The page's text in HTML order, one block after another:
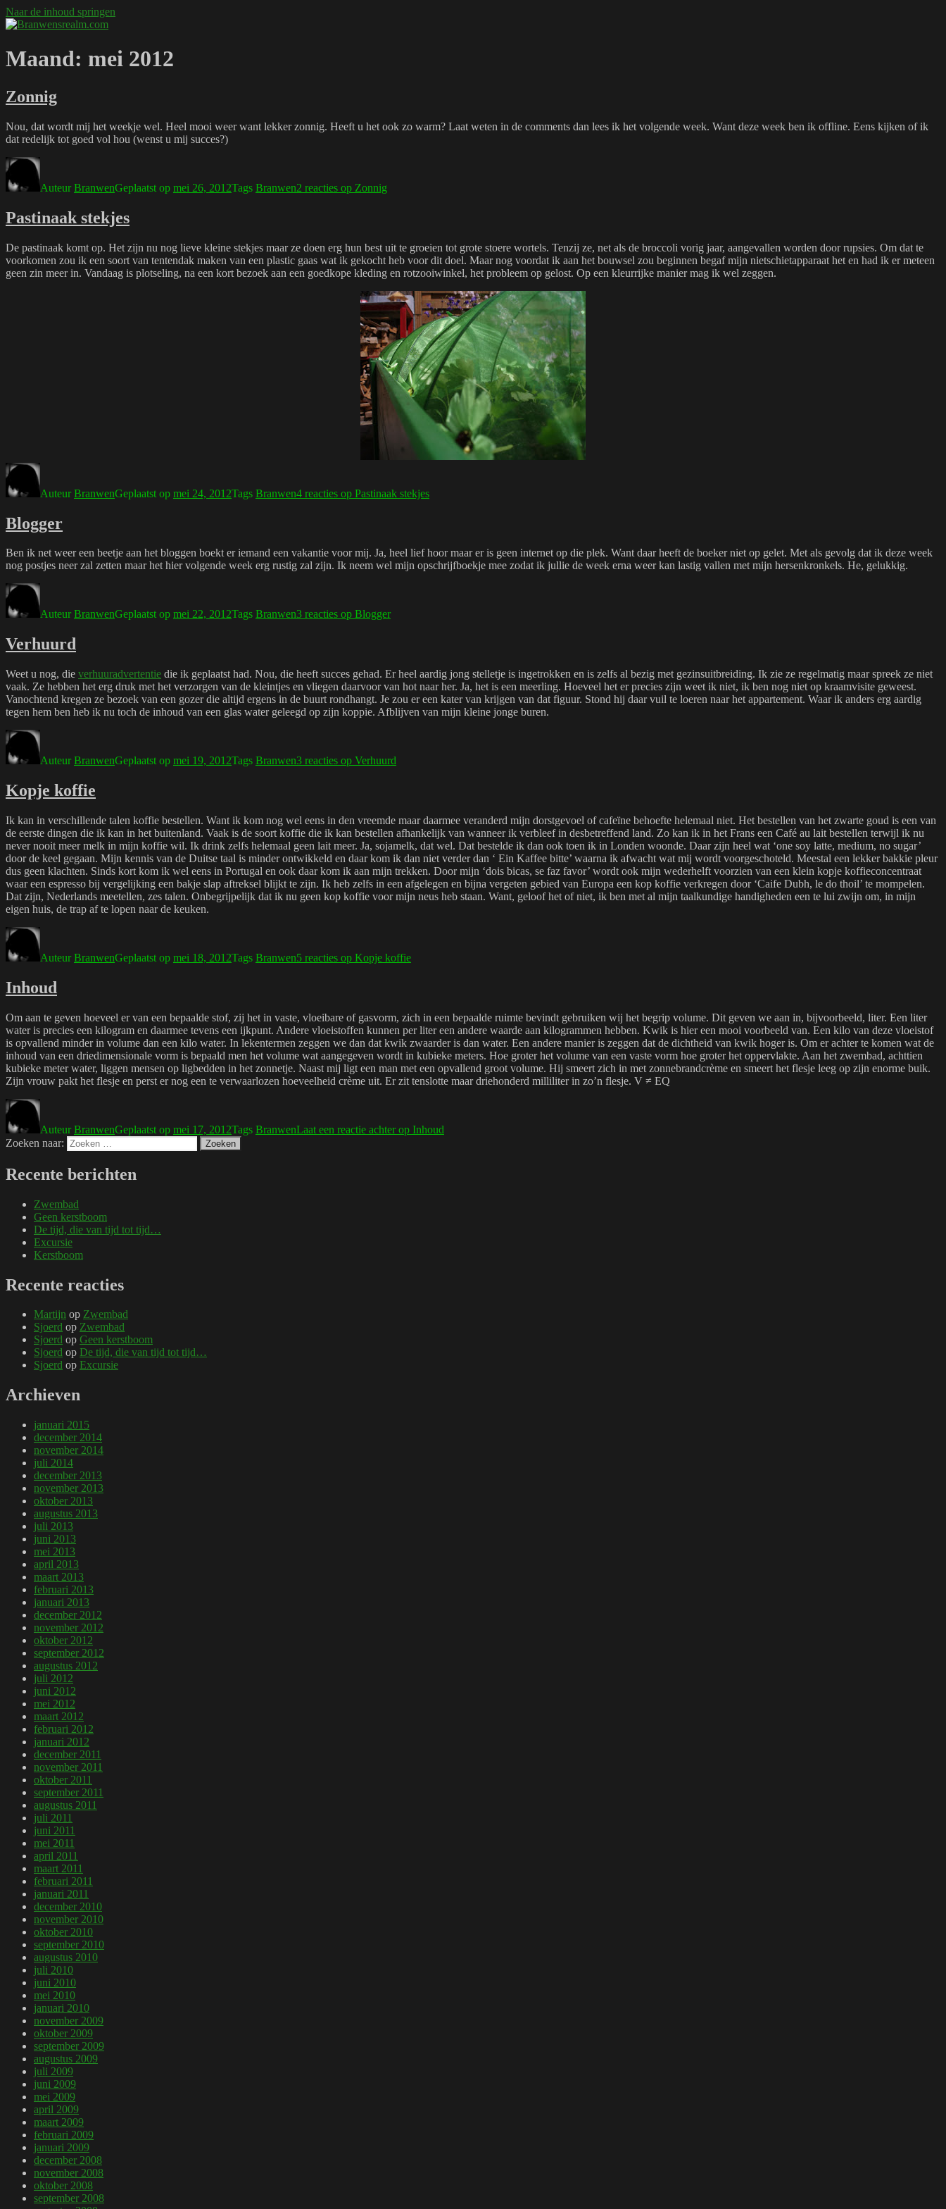
Naar de inhoud springen
Maand: mei 2012
Zonnig
Nou, dat wordt mij het weekje wel. Heel mooi weer want lekker zonnig. Heeft u het ook zo warm? Laat weten in de comments dan lees ik het volgende week. Want deze week ben ik offline. Eens kijken of ik
dat redelijk tot goed vol hou (wenst u mij succes?)
AuteurBranwenGeplaatst op mei 26, 2012Tags Branwen2 reacties op Zonnig
Pastinaak stekjes
De pastinaak komt op. Het zijn nu nog lieve kleine stekjes maar ze doen erg hun best uit te groeien tot grote stoere wortels. Tenzij ze, net als de broccoli vorig jaar, aangevallen worden door rupsies. Om dat te
voorkomen zou ik een soort van tentendak maken van een plastic gaas wat ik gekocht heb voor dit doel. Maar nog voordat ik aan het bouwsel zou beginnen begaf mijn nietschietapparaat het en had ik er meteen
geen zin meer in. Vandaag is plotseling, na een kort bezoek aan een goedkope kleding en rotzooiwinkel, het probleem op gelost. Op een kleurrijke manier mag ik wel zeggen.
AuteurBranwenGeplaatst op mei 24, 2012Tags Branwen4 reacties op Pastinaak stekjes
Blogger
Ben ik net weer een beetje aan het bloggen boekt er iemand een vakantie voor mij. Ja, heel lief hoor maar er is geen internet op die plek. Want daar heeft de boeker niet op gelet. Met als gevolg dat ik deze week
nog postjes neer zal zetten maar het hier volgende week erg rustig zal zijn. Ik neem wel mijn opschrijfboekje mee zodat ik jullie de week erna weer kan lastig vallen met mijn hersenkronkels. He, gelukkig.
AuteurBranwenGeplaatst op mei 22, 2012Tags Branwen3 reacties op Blogger
Verhuurd
Weet u nog, die verhuuradvertentie die ik geplaatst had. Nou, die heeft succes gehad. Er heel aardig jong stelletje is ingetrokken en is zelfs al bezig met gezinsuitbreiding. Ik zie ze regelmatig maar spreek ze niet
vaak. Ze hebben het erg druk met het verzorgen van de kleintjes en vliegen daarvoor van hot naar her. Ja, het is een meerling. Hoeveel het er precies zijn weet ik niet, ik ben nog niet op kraamvisite geweest.
Vanochtend kregen ze bezoek van een gozer die altijd ergens in de buurt rondhangt. Je zou er een kater van krijgen van dat figuur. Stond hij daar vuil te loeren naar het appartement. Waar ik anders erg aardig
tegen hem ben heb ik nu toch de inhoud van een glas water geleegd op zijn koppie. Afblijven van mijn kleine jonge buren.
AuteurBranwenGeplaatst op mei 19, 2012Tags Branwen3 reacties op Verhuurd
Kopje koffie
Ik kan in verschillende talen koffie bestellen. Want ik kom nog wel eens in den vreemde maar daarmee veranderd mijn dorstgevoel of cafeïne behoefte helemaal niet. Het bestellen van het zwarte goud is een van
de eerste dingen die ik kan in het buitenland. Vaak is de soort koffie die ik kan bestellen afhankelijk van wanneer ik verbleef in desbetreffend land. Zo kan ik in het Frans een Café au lait bestellen terwijl ik nu
never nooit meer melk in mijn koffie wil. Ik drink zelfs helemaal geen lait meer. Ja, sojamelk, dat wel. Dat bestelde ik dan ook toen ik in Londen woonde. Daar zijn heel wat ‘one soy latte, medium, no sugar’
door de keel gegaan. Mijn kennis van de Duitse taal is minder ontwikkeld en daar kom ik dan niet verder dan ‘ Ein Kaffee bitte’ waarna ik afwacht wat mij wordt voorgeschoteld. Meestal een lekker bakkie pleur
dus geen klachten. Sinds kort kom ik wel eens in Portugal en ook daar kom ik aan mijn trekken. Door mijn ‘dois bicas, se faz favor’ wordt ook mijn wederhelft voorzien van een klein kopje koffieconcentraat
waar een espresso bij vergelijking een bakje slap aftreksel blijkt te zijn. Ik heb zelfs in een afgelegen en bijna vergeten gebied van Europa een kop koffie verkregen door ‘Caife Dubh, le do thoil’ te mompelen.
Dat zijn, Nederlands meetellen, zes talen. Onbegrijpelijk dat ik nu geen kop koffie voor mijn neus heb staan. Want, geloof het of niet, ik ben met al mijn taalkundige handigheden een te lui zwijn om, in mijn
eigen huis, de trap af te lopen naar de keuken.
AuteurBranwenGeplaatst op mei 18, 2012Tags Branwen5 reacties op Kopje koffie
Inhoud
Om aan te geven hoeveel er van een bepaalde stof, zij het in vaste, vloeibare of gasvorm, zich in een bepaalde ruimte bevindt gebruiken wij het begrip volume. Dit geven we aan in, bijvoorbeeld, liter. Een liter
water is precies een kilogram en daarmee tevens een ijkpunt. Andere vloeistoffen kunnen per liter een andere waarde aan kilogrammen hebben. Kwik is hier een mooi voorbeeld van. Een kilo van deze vloeistof
is opvallend minder in volume dan een kilo water. In lekentermen zeggen we dan dat kwik zwaarder is dan water. Een andere manier is zeggen dat de dichtheid van kwik hoger is. Om er achter te komen wat de
inhoud van een driedimensionale vorm is bepaald men het volume wat aangegeven wordt in kubieke meters. Hoe groter het volume van een vaste vorm hoe groter het oppervlakte. Aan het zwembad, achttien
kubieke meter water, liggen mensen op ligbedden in het zonnetje. Naast mij ligt een man met een opvallend groot volume. Hij smeert zich in met zonnebrandcrème en smeert het flesje leeg op zijn enorme buik.
Zijn vrouw pakt het flesje en perst er nog een te verwaarlozen hoeveelheid crème uit. Er zit tenslotte maar driehonderd milliliter in zo’n flesje. V ≠ EQ
AuteurBranwenGeplaatst op mei 17, 2012Tags BranwenLaat een reactie achterop Inhoud
Zoeken naar:
Zoeken
Recente berichten
Zwembad
Geen kerstboom
De tijd, die van tijd tot tijd…
Excursie
Kerstboom
Recente reacties
Martijn op Zwembad
Sjoerd op Zwembad
Sjoerd op Geen kerstboom
Sjoerd op De tijd, die van tijd tot tijd…
Sjoerd op Excursie
Archieven
januari 2015
december 2014
november 2014
juli 2014
december 2013
november 2013
oktober 2013
augustus 2013
juli 2013
juni 2013
mei 2013
april 2013
maart 2013
februari 2013
januari 2013
december 2012
november 2012
oktober 2012
september 2012
augustus 2012
juli 2012
juni 2012
mei 2012
maart 2012
februari 2012
januari 2012
december 2011
november 2011
oktober 2011
september 2011
augustus 2011
juli 2011
juni 2011
mei 2011
april 2011
maart 2011
februari 2011
januari 2011
december 2010
november 2010
oktober 2010
september 2010
augustus 2010
juli 2010
juni 2010
mei 2010
januari 2010
november 2009
oktober 2009
september 2009
augustus 2009
juli 2009
juni 2009
mei 2009
april 2009
maart 2009
februari 2009
januari 2009
december 2008
november 2008
oktober 2008
september 2008